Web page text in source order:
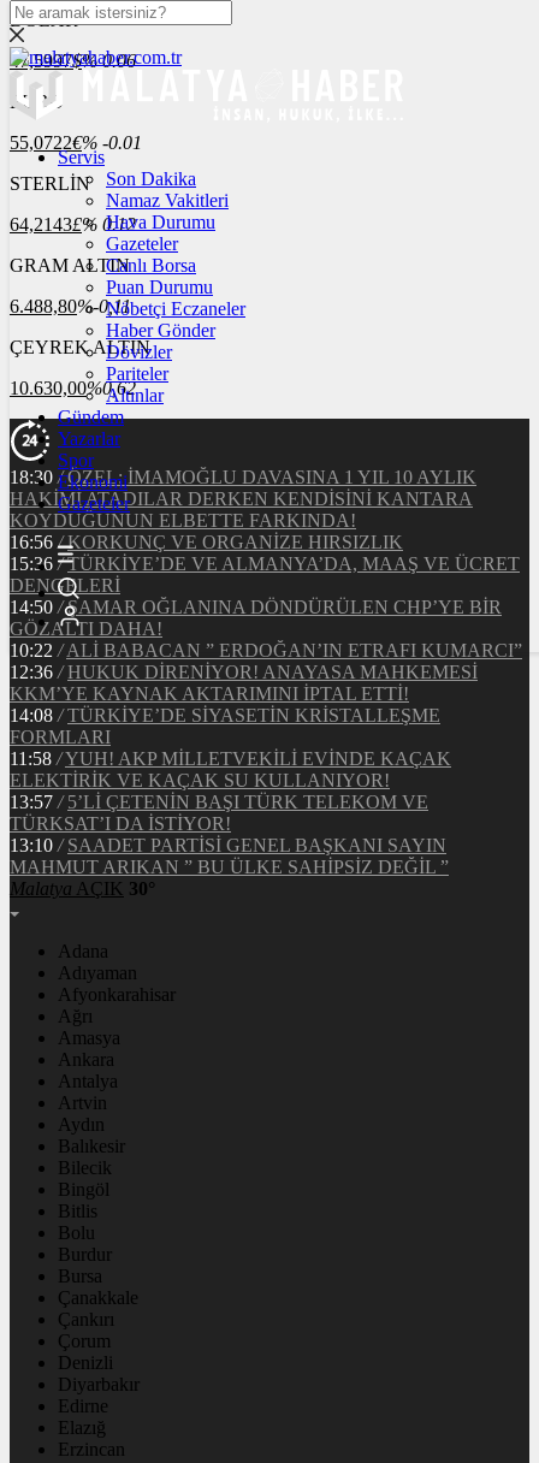
DOLAR
47,5997$% 0.06
EURO
55,0722€% -0.01
STERLİN
64,2143£% 0.12
GRAM ALTIN
6.488,80%-0,11
ÇEYREK ALTIN
10.630,00%0,62
Servis
Son Dakika
Namaz Vakitleri
Hava Durumu
Gazeteler
Canlı Borsa
Puan Durumu
Nöbetçi Eczaneler
Haber Gönder
Dövizler
Pariteler
Altınlar
Gündem
Yazarlar
Spor
Ekonomi
Gazeteler
18:30 / ÖZEL: İMAMOĞLU DAVASINA 1 YIL 10 AYLIK
HAKİMİ ATADILAR DERKEN KENDİSİNİ KANTARA
KOYDUĞUNUN ELBETTE FARKINDA!
16:56 / KORKUNÇ VE ORGANİZE HIRSIZLIK
15:36 / TÜRKİYE’DE VE ALMANYA’DA, MAAŞ VE ÜCRET
DENGELERİ
14:50 / ŞAMAR OĞLANINA DÖNDÜRÜLEN CHP’YE BİR
GÖZALTI DAHA!
10:22 / ALİ BABACAN ” ERDOĞAN’IN ETRAFI KUMARCI”
12:36 / HUKUK DİRENİYOR! ANAYASA MAHKEMESİ
KKM’YE KAYNAK AKTARIMINI İPTAL ETTİ!
14:08 / TÜRKİYE’DE SİYASETİN KRİSTALLEŞME
FORMLARI
11:58 /YUH! AKP MİLLETVEKİLİ EVİNDE KAÇAK
ELEKTİRİK VE KAÇAK SU KULLANIYOR!
13:57 / 5’Lİ ÇETENİN BAŞI TÜRK TELEKOM VE
TÜRKSAT’I DA İSTİYOR!
13:10 / SAADET PARTİSİ GENEL BAŞKANI SAYIN
MAHMUT ARIKAN ” BU ÜLKE SAHİPSİZ DEĞİL ”
Malatya AÇIK 30°
Adana
Adıyaman
Afyonkarahisar
Ağrı
Amasya
Ankara
Antalya
Artvin
Aydın
Balıkesir
Bilecik
Bingöl
Bitlis
Bolu
Burdur
Bursa
Çanakkale
Çankırı
Çorum
Denizli
Diyarbakır
Edirne
Elazığ
Erzincan